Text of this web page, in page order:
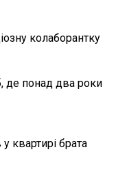
колаборантку
де понад два роки
квартирі брата